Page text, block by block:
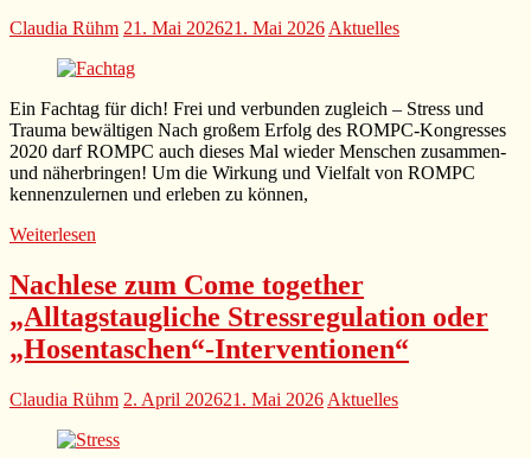
Claudia Rühm 21. Mai 202621. Mai 2026 Aktuelles
Ein Fachtag für dich! Frei und verbunden zugleich – Stress und
Trauma bewältigen Nach großem Erfolg des ROMPC-Kongresses
2020 darf ROMPC auch dieses Mal wieder Menschen zusammen-
und näherbringen! Um die Wirkung und Vielfalt von ROMPC
kennenzulernen und erleben zu können,
Weiterlesen
Nachlese zum Come together
„Alltagstaugliche Stressregulation oder
„Hosentaschen“-Interventionen“
Claudia Rühm 2. April 202621. Mai 2026 Aktuelles